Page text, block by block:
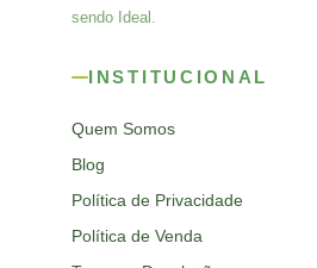
sendo Ideal.
INSTITUCIONAL
Quem Somos
Blog
Política de Privacidade
Política de Venda